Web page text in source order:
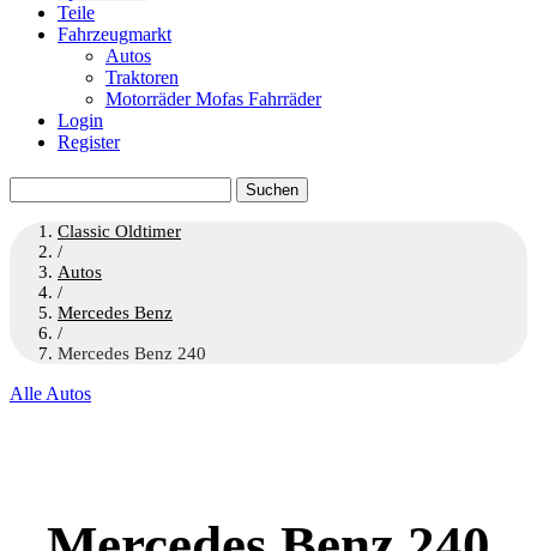
Teile
Fahrzeugmarkt
Autos
Traktoren
Motorräder Mofas Fahrräder
Login
Register
nach:
Classic Oldtimer
/
Autos
/
Mercedes Benz
/
Mercedes Benz 240
Alle Autos